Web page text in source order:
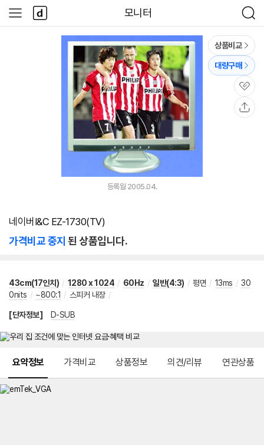
모니터
검
색
사
이
다
나
와
상품비교
대량구매
관
심
등록월 2005.04.
네이버I&C EZ-1730(TV)
가격비교 중지 된 상품입니다.
43cm(17인치) / 1280 x 1024 / 60Hz / 일반(4:3) / 평면 / 13ms / 30
0nits / ~800:1 / 스피커 내장 /
[단자정보] D-SUB
요약정보 가격비교 상품정보 의견/리뷰 연관상품